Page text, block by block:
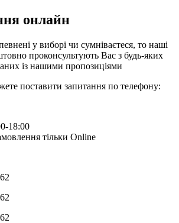
онлайн
у виборі чи сумніваєтеся, то наші
проконсультують Вас з будь-яких
із нашими пропозиціями
поставити запитання по телефону:
18:00
тільки Online